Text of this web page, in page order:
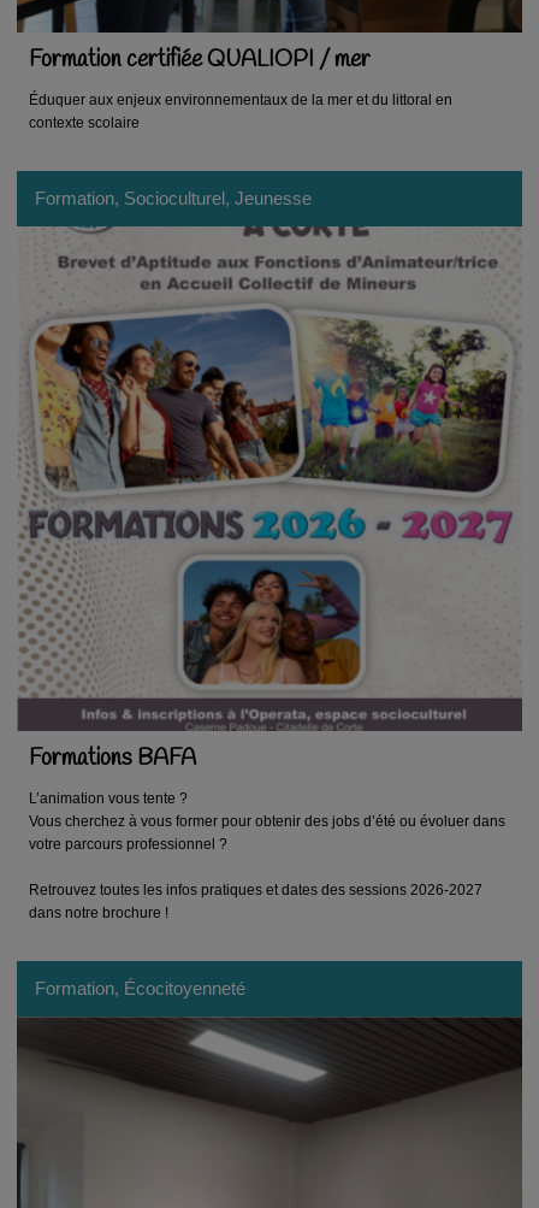
Formation certifiée QUALIOPI / mer
Éduquer aux enjeux environnementaux de la mer et du littoral en
contexte scolaire
Formation, Socioculturel, Jeunesse
Formations BAFA
L’animation vous tente ?
Vous cherchez à vous former pour obtenir des jobs d’été ou évoluer dans
votre parcours professionnel ?
Retrouvez toutes les infos pratiques et dates des sessions 2026-2027
dans notre brochure !
Formation, Écocitoyenneté